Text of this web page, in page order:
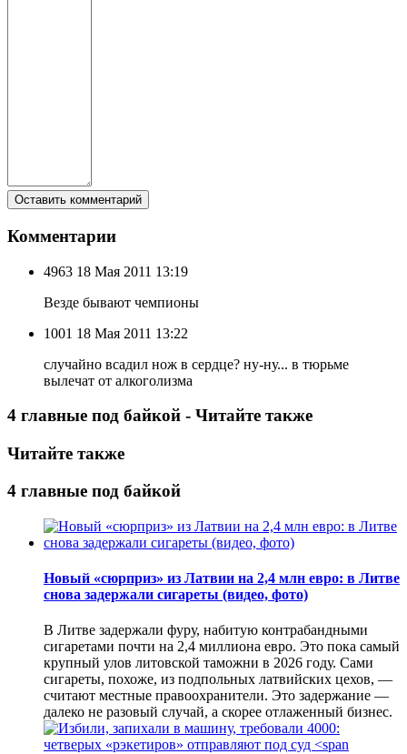
Комментарии
4963 18 Мая 2011 13:19
Везде бывают чемпионы
1001 18 Мая 2011 13:22
случайно всадил нож в сердце? ну-ну... в тюрьме
вылечат от алкоголизма
4 главные под байкой - Читайте также
Читайте также
4 главные под байкой
Новый «сюрприз» из Латвии на 2,4 млн евро: в Литве
снова задержали сигареты (видео, фото)
В Литве задержали фуру, набитую контрабандными
сигаретами почти на 2,4 миллиона евро. Это пока самый
крупный улов литовской таможни в 2026 году. Сами
сигареты, похоже, из подпольных латвийских цехов, —
считают местные правоохранители. Это задержание —
далеко не разовый случай, а скорее отлаженный бизнес.